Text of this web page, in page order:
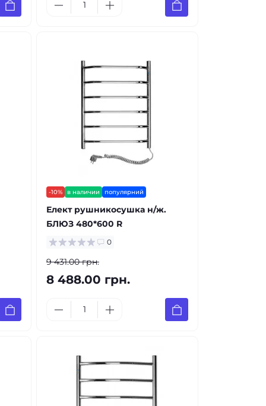
-10% в наличии популярний
Елект рушникосушка н/ж.
БЛЮЗ 480*600 R
0
9 431.00 грн.
8 488.00 грн.